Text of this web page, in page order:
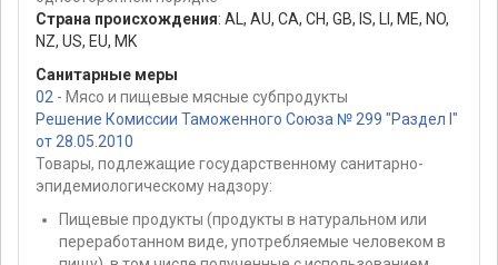
Страна происхождения: AL , AU, CA, CH, GB, IS, , ME, NO,
NZ, US, EU, MK
Санитарные меры
02 - Мясо и пищевые мясные субпродукты
Решение Комиссии Таможенного Союза № 299 "Раздел I"
от 28.05.2010
Товары, подлежащие государственному санитарно-
эпидемиологическому надзору:
Пищевые продукты (продукты в натуральном или
переработанном виде, употребляемые человеком в